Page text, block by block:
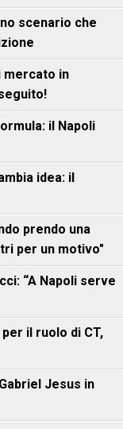
scenario che
mercato in
il Napoli
idea: il
prendo una
per un motivo"
“A Napoli serve
il ruolo di CT,
Jesus in